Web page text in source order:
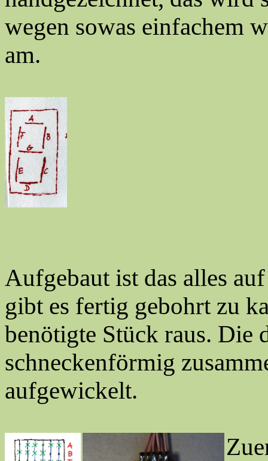
wegen sowas einfachem
am.
Aufgebaut ist das alles
gibt es fertig gebohrt zu
benötigte Stück raus. Die
schneckenförmig
aufgewickelt.